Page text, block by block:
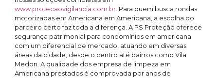
www.protecaovigilancia.com.br . Para quem busca rondas
motorizadas em Americana em Americana, a escolha do
parceiro certo faz toda a diferença. A PS Proteção oferece
segurança patrimonial para condomínios em americana
com um diferencial de mercado, atuando em diversas
áreas da cidade, desde o centro até bairros como Vila
Medon. A qualidade dos empresa de limpeza em
Americana prestados é comprovada por anos de